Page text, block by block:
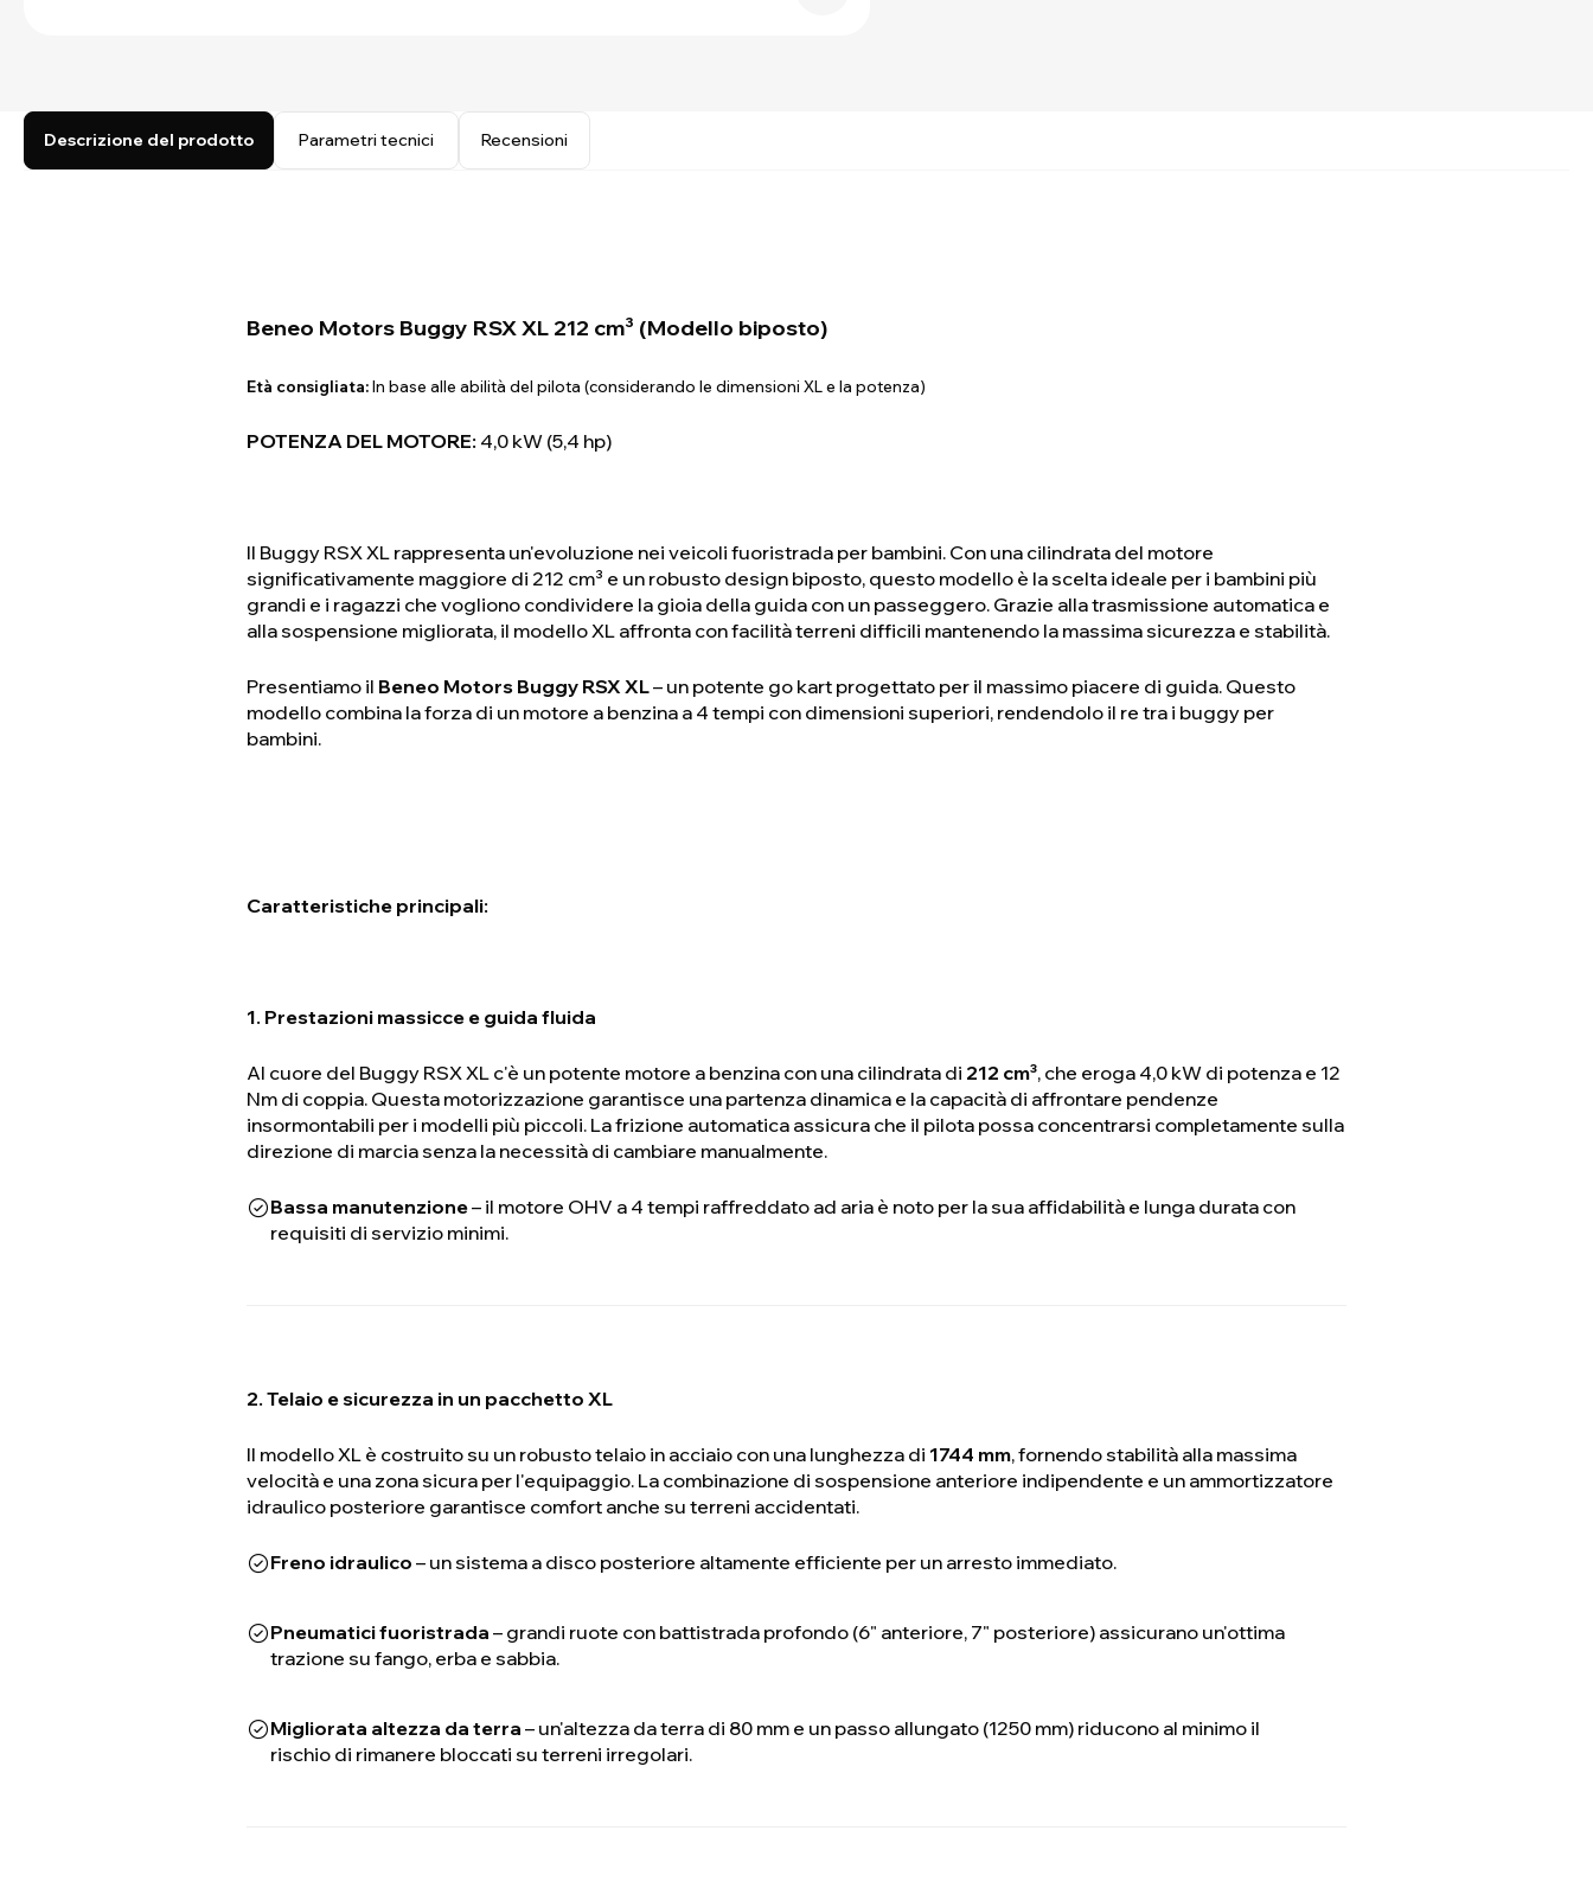
Descrizione del prodotto Parametri tecnici Recensioni
Beneo Motors Buggy RSX XL 212 cm³ (Modello biposto)
Età consigliata:In base alle abilità del pilota (considerando le dimensioni XL e la potenza)
POTENZA DEL MOTORE: 4,0 kW (5,4 hp)
Il Buggy RSX XL rappresenta un'evoluzione nei veicoli fuoristrada per bambini. Con una cilindrata del motore
significativamente maggiore di 212 cm³ e un robusto design biposto, questo modello è la scelta ideale per i bambini più
grandi e i ragazzi che vogliono condividere la gioia della guida con un passeggero. Grazie alla trasmissione automatica e
alla sospensione migliorata, il modello XL affronta con facilità terreni difficili mantenendo la massima sicurezza e stabilità.
Presentiamo il Beneo Motors Buggy RSX XL– un potente go kart progettato per il massimo piacere di guida. Questo
modello combina la forza di un motore a benzina a 4 tempi con dimensioni superiori, rendendolo il re tra i buggy per
bambini.
Caratteristiche principali:
1. Prestazioni massicce e guida fluida
Al cuore del Buggy RSX XL c'è un potente motore a benzina con una cilindrata di 212 cm³, che eroga 4,0 kW di potenza e 12
Nm di coppia. Questa motorizzazione garantisce una partenza dinamica e la capacità di affrontare pendenze
insormontabili per i modelli più piccoli. La frizione automatica assicura che il pilota possa concentrarsi completamente sulla
direzione di marcia senza la necessità di cambiare manualmente.
Bassa manutenzione– il motore OHV a 4 tempi raffreddato ad aria è noto per la sua affidabilità e lunga durata con
requisiti di servizio minimi.
2. Telaio e sicurezza in un pacchetto XL
Il modello XL è costruito su un robusto telaio in acciaio con una lunghezza di 1744 mm, fornendo stabilità alla massima
velocità e una zona sicura per l'equipaggio. La combinazione di sospensione anteriore indipendente e un ammortizzatore
idraulico posteriore garantisce comfort anche su terreni accidentati.
Freno idraulico – un sistema a disco posteriore altamente efficiente per un arresto immediato.
Pneumatici fuoristrada – grandi ruote con battistrada profondo (6" anteriore, 7" posteriore) assicurano un'ottima
trazione su fango, erba e sabbia.
Migliorata altezza da terra – un'altezza da terra di 80 mm e un passo allungato (1250 mm) riducono al minimo il
rischio di rimanere bloccati su terreni irregolari.